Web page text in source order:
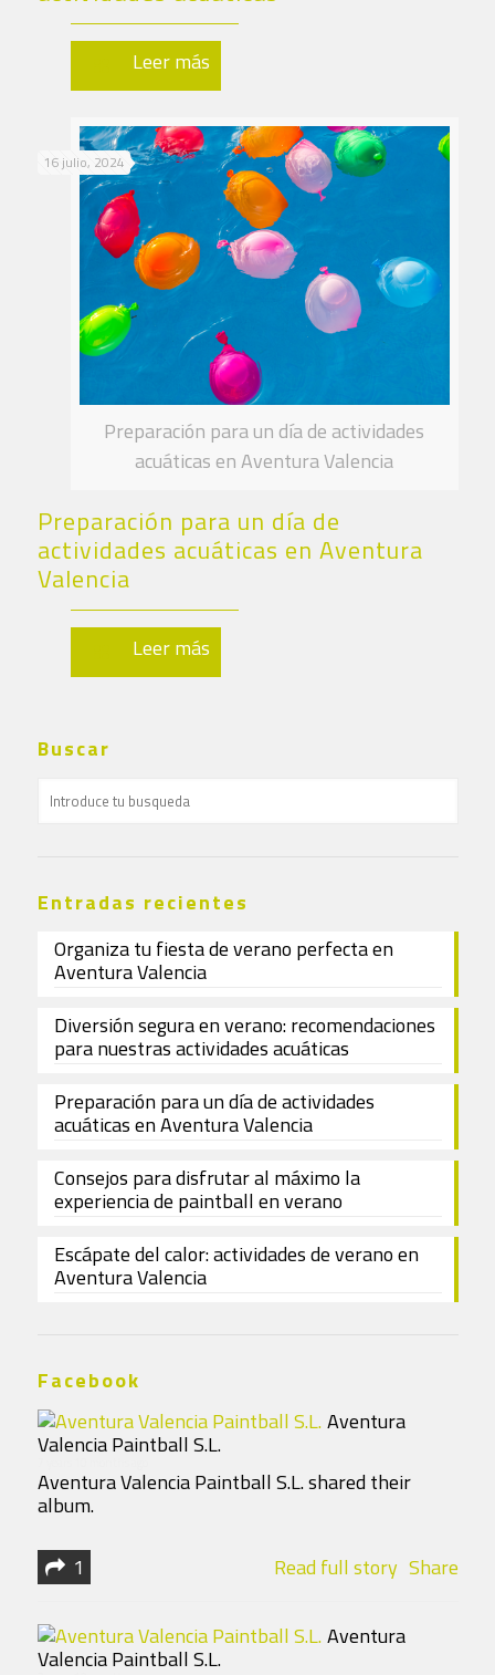
Leer más
Preparación para un día de actividades
acuáticas en Aventura Valencia
16 julio, 2024
Preparación para un día de
actividades acuáticas en Aventura
Valencia
Leer más
Buscar
Entradas recientes
Organiza tu fiesta de verano perfecta en
Aventura Valencia
Diversión segura en verano: recomendaciones
para nuestras actividades acuáticas
Preparación para un día de actividades
acuáticas en Aventura Valencia
Consejos para disfrutar al máximo la
experiencia de paintball en verano
Escápate del calor: actividades de verano en
Aventura Valencia
Facebook
Aventura
Valencia Paintball S.L.
Aventura Valencia Paintball S.L. shared their
album.
1 Read full story Share
Aventura
Valencia Paintball S.L.